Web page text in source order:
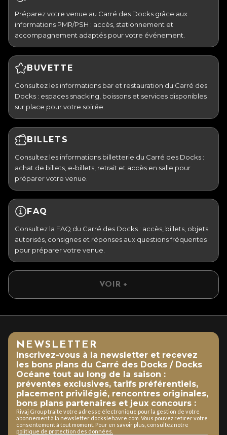
Préparez votre venue au Carré des Docks grâce aux
informations PMR/PSH : accès, stationnement et
accompagnement adaptés pour votre événement.
BUVETTE
Consultez les informations bar et restauration du Carré des
Docks : espaces snacking, boissons et services disponibles
sur place pour votre soirée.
BILLETS
Consultez les informations billetterie du Carré des Docks :
achat de billets, e-billets, retrait et accès en salle pour
préparer votre venue.
FAQ
Consultez la FAQ du Carré des Docks : accès, billets, objets
autorisés, consignes et réponses aux questions fréquentes
pour préparer votre venue.
VOIR +
NEWSLETTER
Inscrivez-vous à la newsletter et recevez
les bons plans du Carré des Docks / Docks
Océane tout au long de la saison :
préventes exclusives, tarifs préférentiels,
placement privilégié, rencontres originales,
bons plans partenaires et jeux concours :
Rivaj Group traite votre adresse électronique pour la gestion de votre
abonnement à la newsletter dockslehavre.com. Vous pouvez retirer votre
consentement à tout moment. Pour en savoir plus, consultez notre
politique de protection des données.